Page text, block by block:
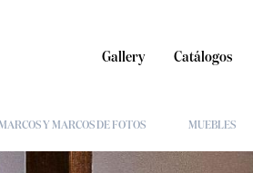
Catálogos
Gallery
Y MARCOS DE FOTOS MUEBLES